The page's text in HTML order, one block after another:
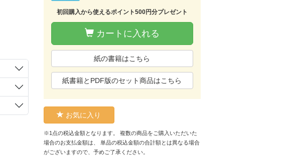
初回購入から使えるポイント500円分プレゼント
カートに入れる
紙の書籍はこちら
紙書籍とPDF版のセット商品はこちら
お気に入り
※1点の税込金額となります。 複数の商品をご購入いただいた
場合のお支払金額は、 単品の税込金額の合計額とは異なる場合
がございますので、予めご了承ください。